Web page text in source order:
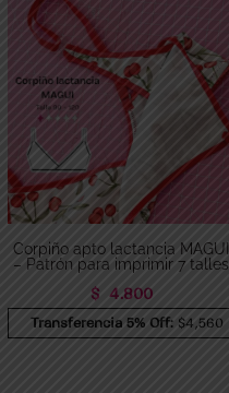
Corpiño apto lactancia MAGUI
– Patrón para imprimir 7 talles
$ 4.800
Transferencia 5% Off: $4,560